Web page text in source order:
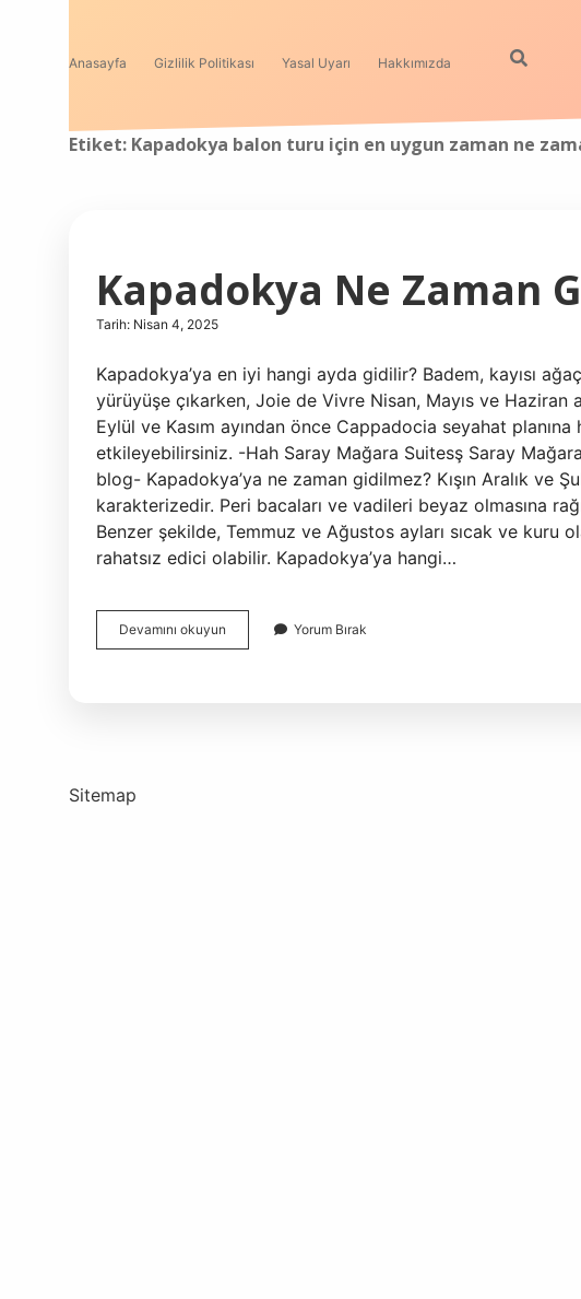
Anasayfa Gizlilik Politikası Yasal Uyarı Hakkımızda
Etiket: Kapadokya balon turu için en uygun zaman ne
Kapadokya Ne Zaman
Tarih: Nisan 4, 2025
Kapadokya’ya en iyi hangi ayda gidilir? Badem, kayısı
yürüyüşe çıkarken, Joie de Vivre Nisan, Mayıs ve Haziran
Eylül ve Kasım ayından önce Cappadocia seyahat planına
etkileyebilirsiniz. -Hah Saray Mağara Suitesş Saray
blog- Kapadokya’ya ne zaman gidilmez? Kışın Aralık ve
karakterizedir. Peri bacaları ve vadileri beyaz olmasına
Benzer şekilde, Temmuz ve Ağustos ayları sıcak ve kuru
rahatsız edici olabilir. Kapadokya’ya hangi…
Devamını okuyun Kapadokya
Ne
Yorum Bırak
Sitemap